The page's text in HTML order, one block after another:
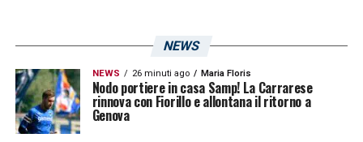
averla cacciata, per questo motivo meglio
non pensare a quanti punti ci sono in palio
ma alle singole gare da affrontare.
Le due partite al “Ferraris” dovrebbero
NEWS
NEWS 26 minuti ago Maria Floris
Nodo portiere in casa Samp! La Carrarese
rinnova con Fiorillo e allontana il ritorno a
Genova